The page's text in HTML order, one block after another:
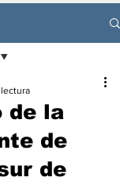
de la
de
de